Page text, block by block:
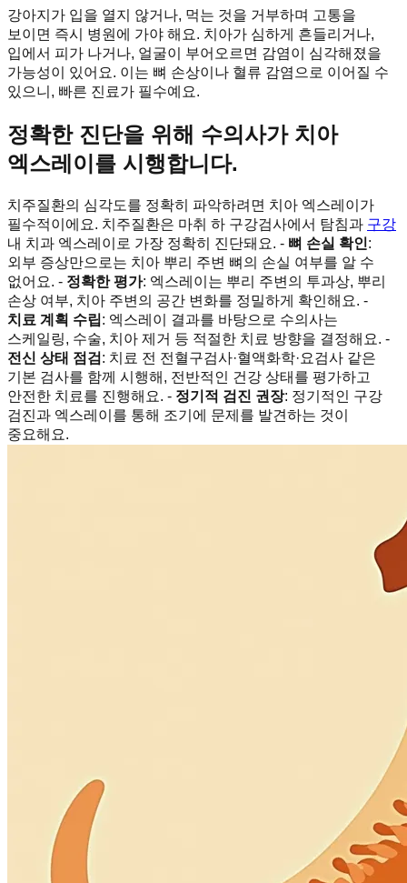
강아지가 입을 열지 않거나, 먹는 것을 거부하며 고통을
보이면 즉시 병원에 가야 해요. 치아가 심하게 흔들리거나,
입에서 피가 나거나, 얼굴이 부어오르면 감염이 심각해졌을
가능성이 있어요. 이는 뼈 손상이나 혈류 감염으로 이어질 수
있으니, 빠른 진료가 필수예요.
정확한 진단을 위해 수의사가 치아
엑스레이를 시행합니다.
치주질환의 심각도를 정확히 파악하려면 치아 엑스레이가
필수적이에요. 치주질환은 마취 하 구강검사에서 탐침과 구강
내 치과 엑스레이로 가장 정확히 진단돼요. - 뼈 손실 확인:
외부 증상만으로는 치아 뿌리 주변 뼈의 손실 여부를 알 수
없어요. - 정확한 평가: 엑스레이는 뿌리 주변의 투과상, 뿌리
손상 여부, 치아 주변의 공간 변화를 정밀하게 확인해요. -
치료 계획 수립: 엑스레이 결과를 바탕으로 수의사는
스케일링, 수술, 치아 제거 등 적절한 치료 방향을 결정해요. -
전신 상태 점검 : 치료 전 전혈구검사·혈액화학·요검사 같은
기본 검사를 함께 시행해, 전반적인 건강 상태를 평가하고
안전한 치료를 진행해요. - 정기적 검진 권장: 정기적인 구강
검진과 엑스레이를 통해 조기에 문제를 발견하는 것이
중요해요.